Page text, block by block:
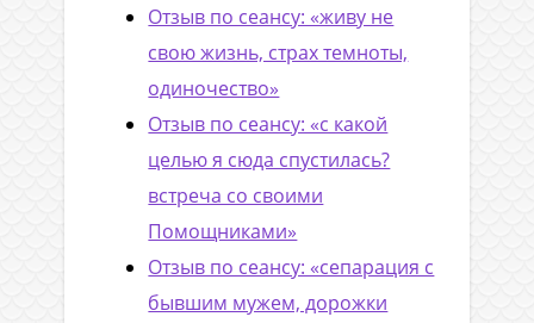
Отзыв по сеансу: «живу не
свою жизнь, страх темноты,
одиночество»
Отзыв по сеансу: «с какой
целью я сюда спустилась?
встреча со своими
Помощниками»
Отзыв по сеансу: «сепарация с
бывшим мужем, дорожки